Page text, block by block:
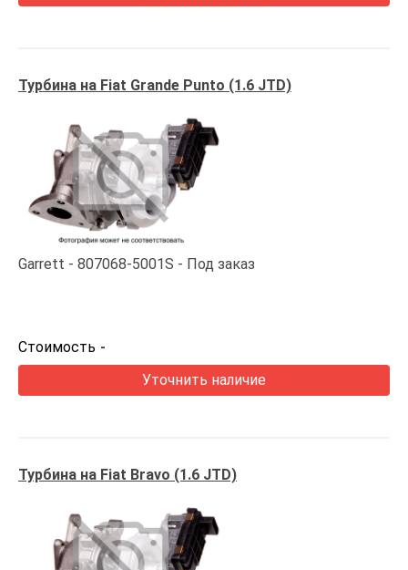
Турбина на Fiat Grande Punto (1.6 JTD)
Garrett 807068-5001S Под заказ
Стоимость -
Уточнить наличие
Турбина на Fiat Bravo (1.6 JTD)